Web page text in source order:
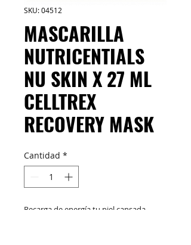
SKU: 04512
MASCARILLA
NUTRICENTIALS
NU SKIN X 27 ML
CELLTREX
RECOVERY MASK
Cantidad *
Recarga de energía tu piel cansada